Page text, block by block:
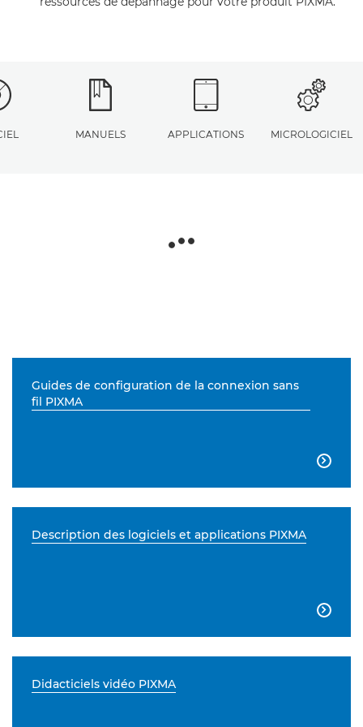
MANUELS APPLICATIONS MICROLOGICIEL
Guides de configuration de la connexion sans
fil PIXMA

Description des logiciels et applications PIXMA

Didacticiels vidéo PIXMA